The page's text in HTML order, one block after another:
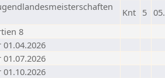
Knt 5
8